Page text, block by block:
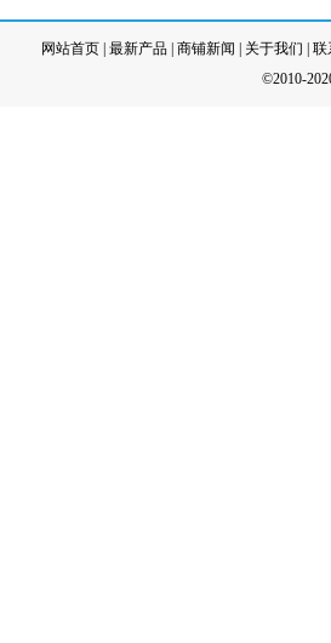
网站首页| 最新产品| 商铺新闻 关于我们
联
©2010-